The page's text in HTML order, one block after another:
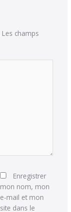
Les champs
Enregistrer
mon nom, mon
e-mail et mon
site dans le